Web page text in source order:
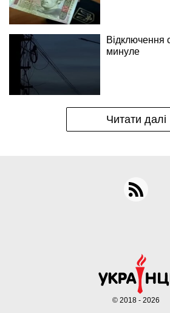
Відключення
минуле
Читати далі
© 2018 - 2026